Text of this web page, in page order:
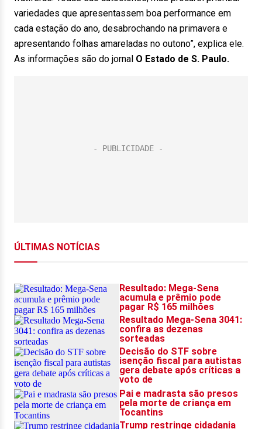
variedades que apresentassem boa performance em
cada estação do ano, desabrochando na primavera e
apresentando folhas amareladas no outono”, explica ele.
As informações são do jornal O Estado de S. Paulo.